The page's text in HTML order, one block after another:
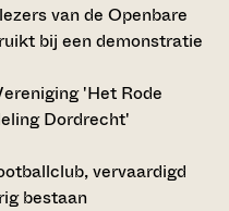
van de Openbare
bij een demonstratie
'Het Rode
Dordrecht'
vervaardigd
bestaan